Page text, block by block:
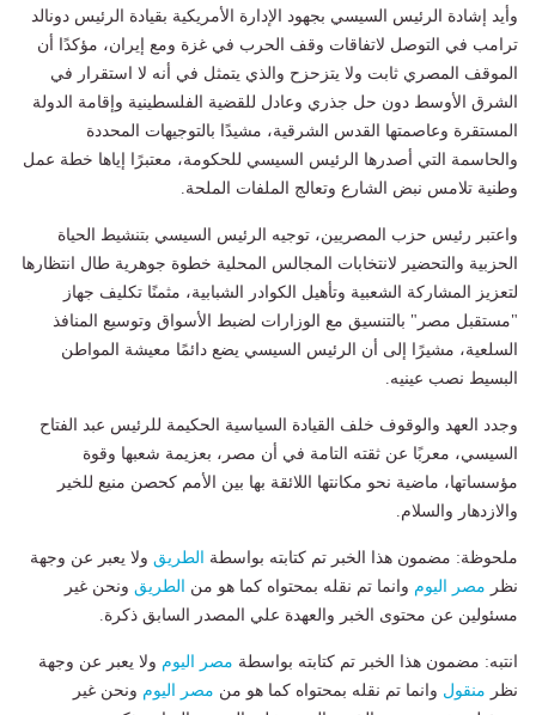
وأيد إشادة الرئيس السيسي بجهود الإدارة الأمريكية بقيادة الرئيس دونالد
ترامب في التوصل لاتفاقات وقف الحرب في غزة ومع إيران، مؤكدًا أن
الموقف المصري ثابت ولا يتزحزح والذي يتمثل في أنه لا استقرار في
الشرق الأوسط دون حل جذري وعادل للقضية الفلسطينية وإقامة الدولة
المستقرة وعاصمتها القدس الشرقية، مشيدًا بالتوجيهات المحددة
والحاسمة التي أصدرها الرئيس السيسي للحكومة، معتبرًا إياها خطة عمل
وطنية تلامس نبض الشارع وتعالج الملفات الملحة.
واعتبر رئيس حزب المصريين، توجيه الرئيس السيسي بتنشيط الحياة
الحزبية والتحضير لانتخابات المجالس المحلية خطوة جوهرية طال انتظارها
لتعزيز المشاركة الشعبية وتأهيل الكوادر الشبابية، مثمنًا تكليف جهاز
"مستقبل مصر" بالتنسيق مع الوزارات لضبط الأسواق وتوسيع المنافذ
السلعية، مشيرًا إلى أن الرئيس السيسي يضع دائمًا معيشة المواطن
البسيط نصب عينيه.
وجدد العهد والوقوف خلف القيادة السياسية الحكيمة للرئيس عبد الفتاح
السيسي، معربًا عن ثقته التامة في أن مصر، بعزيمة شعبها وقوة
مؤسساتها، ماضية نحو مكانتها اللائقة بها بين الأمم كحصن منيع للخير
والازدهار والسلام.
ملحوظة: مضمون هذا الخبر تم كتابته بواسطة الطريق ولا يعبر عن وجهة
نظر مصر اليوم وانما تم نقله بمحتواه كما هو من الطريق ونحن غير
مسئولين عن محتوى الخبر والعهدة علي المصدر السابق ذكرة.
انتبه: مضمون هذا الخبر تم كتابته بواسطة مصر اليوم ولا يعبر عن وجهة
نظر منقول وانما تم نقله بمحتواه كما هو من مصر اليوم ونحن غير